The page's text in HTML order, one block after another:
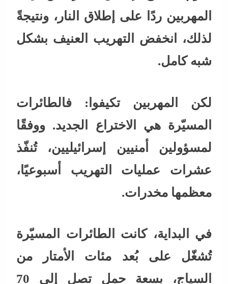
المهربين ردًا على إطلاق النار، ونتيجةً
لذلك، انخفض التهريب العنيف بشكل
شبه كامل.
لكن المهربين تكيفوا: فالطائرات
المسيّرة هي الاختراع الجديد. ووفقًا
لمسؤولين أمنيين إسرائيليين، تُنفّذ
عشرات عمليات التهريب أسبوعيًا،
معظمها مخدرات.
في البداية، كانت الطائرات المسيّرة
تُشغّل على بُعد مئات الأمتار من
السياج، بسعة حمل تصل إلى 70